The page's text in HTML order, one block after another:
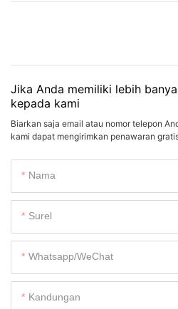
Jika Anda memiliki lebih
kepada kami
Biarkan saja email atau nomor telepon
kami dapat mengirimkan penawaran
Nama
Surel
Whatsapp/WeChat
Kandungan